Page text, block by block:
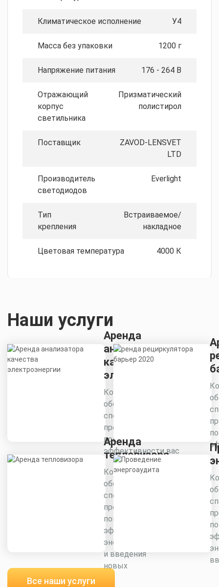
Климатическое исполнение У4
Масса без упаковки 1200 г
Напряжение питания 176 - 264 В
Отражающий
корпус
светильника
Призматический
полистирол
Поставщик
ZAVOD-LENSVET
LTD
Производитель
светодиодов
Everlight
Тип
крепления
Встраиваемое/
накладное
Цветовая температура 4000 К
Наши услуги
Аренда
анализатора
качества
электроэнергии
Комплексное
обследование
специалистами
предприятия для
повышения
эффективности вас
Аренда
тепловизора
Комплексное
обследование
специалистами
предприятия для
повышения
эффективности
энергоресурсов
и введения
новых
Все наши услуги